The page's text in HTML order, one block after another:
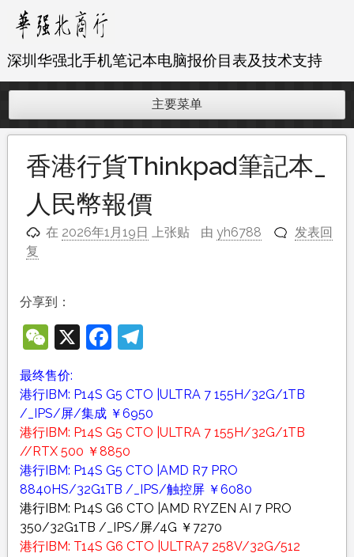
内深圳华强北手机笔记本电脑报价目表及技术支持
主要菜单
香港行貨Thinkpad筆記本_
人民幣報價
在 2026年1月19日 上张贴 由yh6788
发表回
复
分享到：
WeChat
X Facebook
Telegram
最终售价:
港行IBM: P14S G5 CTO |ULTRA 7 155H/32G/1TB
/_IPS/屏/集成 ￥6950
港行IBM: P14S G5 CTO |ULTRA 7 155H/32G/1TB
//RTX 500 ￥8850
港行IBM: P14S G5 CTO |AMD R7 PRO
8840HS/32G1TB /_IPS/触控屏 ￥6080
港行IBM: P14S G6 CTO |AMD RYZEN AI 7 PRO
350/32G1TB /_IPS/屏/4G ￥7270
港行IBM: T14S G6 CTO |ULTRA7 258V/32G/512